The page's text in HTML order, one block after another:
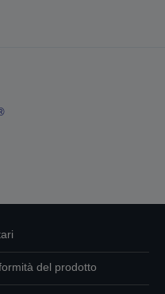
del prodotto